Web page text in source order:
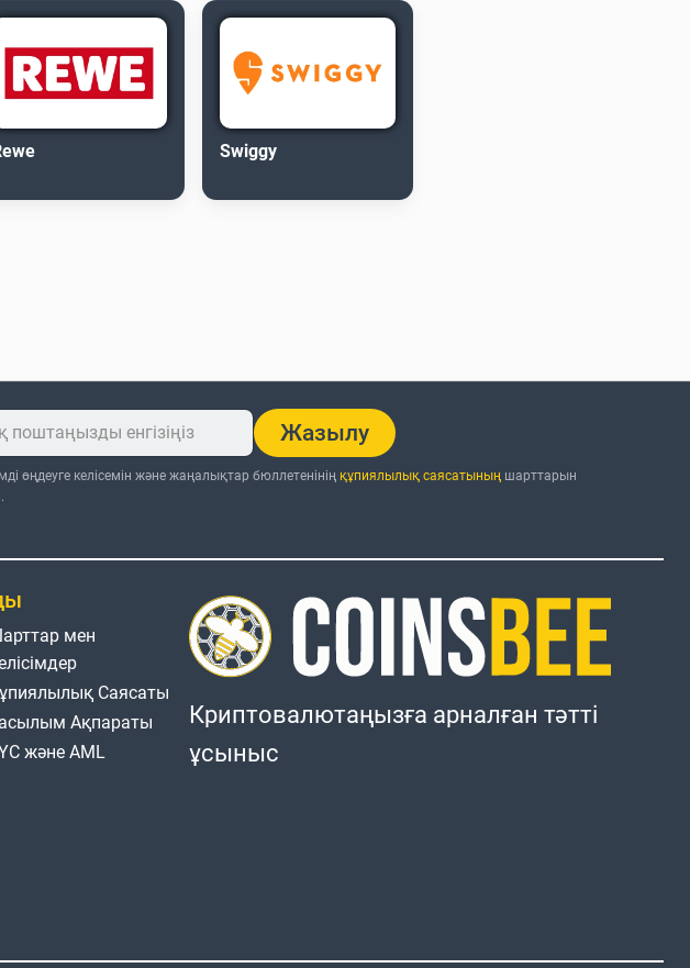
Swiggy
Жазылу
өңдеуге келісемін және жаңалықтар бюллетенінің құпиялылық саясатыныңшарттарын
мен
Саясаты
Ақпараты
және AML
Криптовалютаңызға арналған тәтті
ұсыныс